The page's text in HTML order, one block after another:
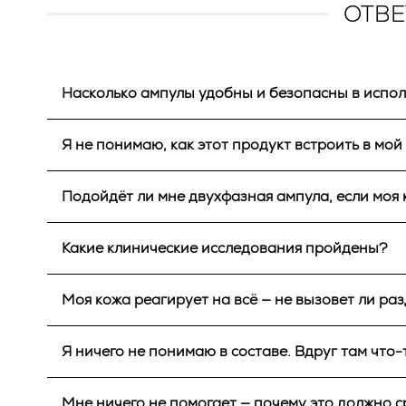
Насколько ампулы удобны и безопасны в
открыватель и пипеточная насадка для
Я не понимаю, как этот продукт встроить в
Подойдёт ли мне двухфазная ампула, если
📄Подтверждение состава и его свойств в INCI
Какие клинические исследования пройдены?
📄Документы: GMP от AEMPS, COA и ISO
Моя кожа реагирует на всё — не вызовет ли
если у вас нет аллергии на определенные
Я ничего не понимаю в составе. Вдруг там